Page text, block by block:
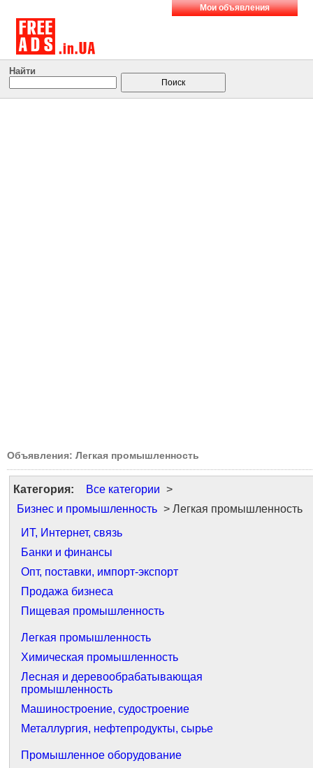
Мои объявления
Найти
Объявления: Легкая промышленность
Категория: Все категории >
Бизнес и промышленность > Легкая промышленность
ИТ, Интернет, связь
Банки и финансы
Опт, поставки, импорт-экспорт
Продажа бизнеса
Пищевая промышленность
Легкая промышленность
Химическая промышленность
Лесная и деревообрабатывающая
промышленность
Машиностроение, судостроение
Металлургия, нефтепродукты, сырье
Промышленное оборудование